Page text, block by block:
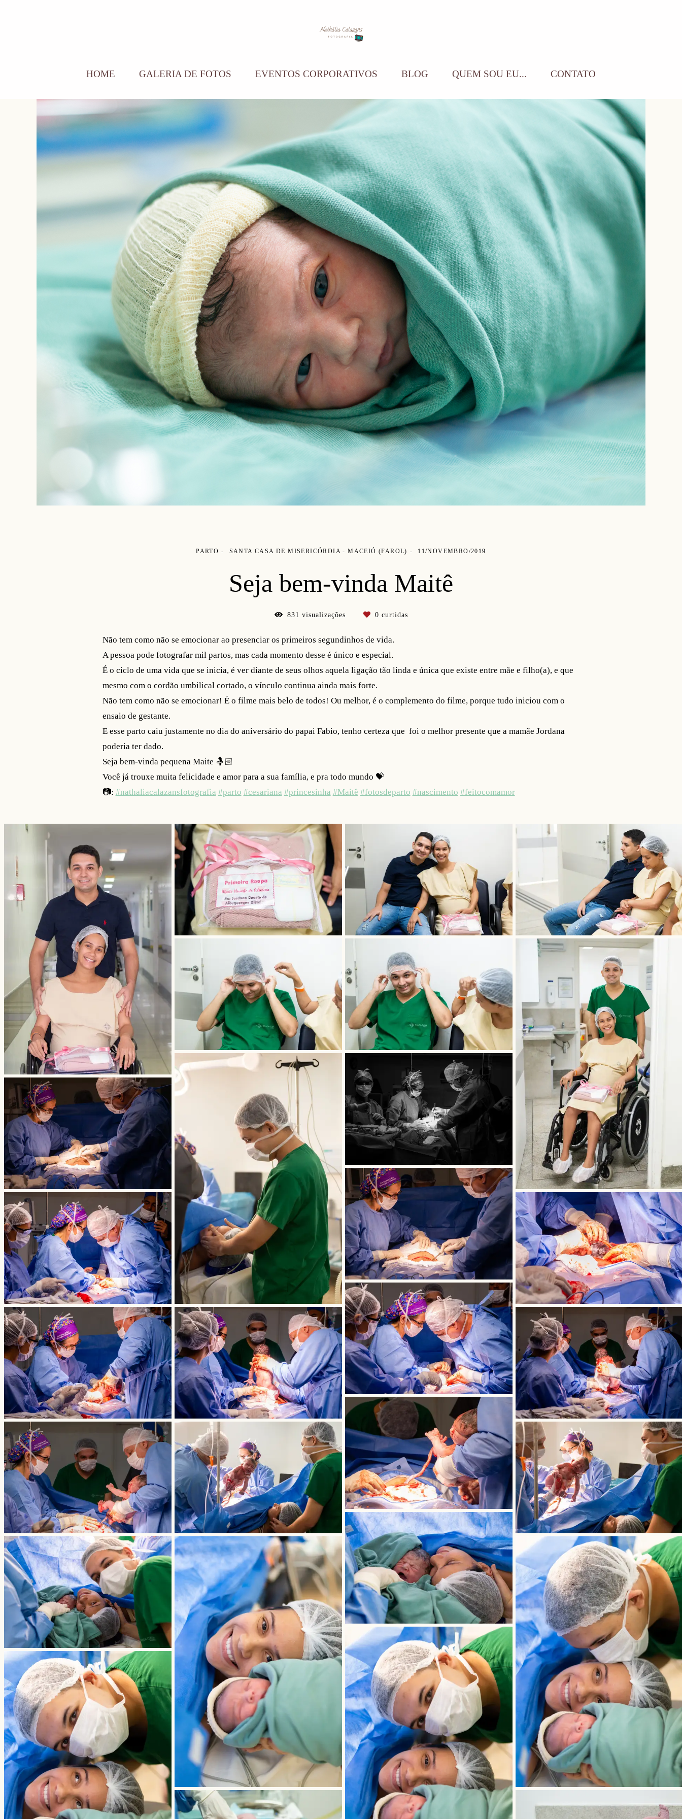
HOME GALERIA DE FOTOS EVENTOS CORPORATIVOS BLOG QUEM SOU EU... CONTATO
PARTO SANTA CASA DE MISERICÓRDIA - MACEIÓ (FAROL) 11/NOVEMBRO/2019
Seja bem-vinda Maitê
831 visualizações 0 curtidas
Não tem como não se emocionar ao presenciar os primeiros segundinhos de vida.
A pessoa pode fotografar mil partos, mas cada momento desse é único e especial.
É o ciclo de uma vida que se inicia, é ver diante de seus olhos aquela ligação tão linda e única que existe entre mãe e filho(a), e que
mesmo com o cordão umbilical cortado, o vínculo continua ainda mais forte.
Não tem como não se emocionar! É o filme mais belo de todos! Ou melhor, é o complemento do filme, porque tudo iniciou com o
ensaio de gestante.
E esse parto caiu justamente no dia do aniversário do papai Fabio, tenho certeza que foi o melhor presente que a mamãe Jordana
poderia ter dado.
Seja bem-vinda pequena Maite 🤱🏻
Você já trouxe muita felicidade e amor para a sua família, e pra todo mundo 💝
📷: #nathaliacalazansfotografia #parto #cesariana #princesinha #Maitê #fotosdeparto #nascimento #feitocomamor